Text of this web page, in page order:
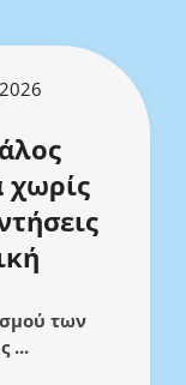
χωρίς
των
...